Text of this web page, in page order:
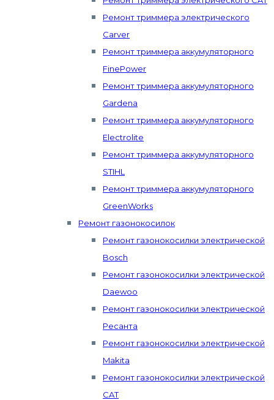
Ремонт триммера электрического
Carver
Ремонт триммера аккумуляторного
FinePower
Ремонт триммера аккумуляторного
Gardena
Ремонт триммера аккумуляторного
Electrolite
Ремонт триммера аккумуляторного
STIHL
Ремонт триммера аккумуляторного
GreenWorks
Ремонт газонокосилок
Ремонт газонокосилки электрической
Bosch
Ремонт газонокосилки электрической
Daewoo
Ремонт газонокосилки электрической
Ресанта
Ремонт газонокосилки электрической
Makita
Ремонт газонокосилки электрической
CAT